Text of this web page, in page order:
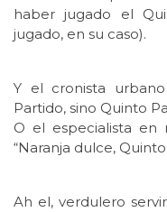
haber jugado el
jugado, en su caso).
Y el cronista
Partido, sino Quinto
O el especialista en
“Naranja dulce,
Ah el, verdulero